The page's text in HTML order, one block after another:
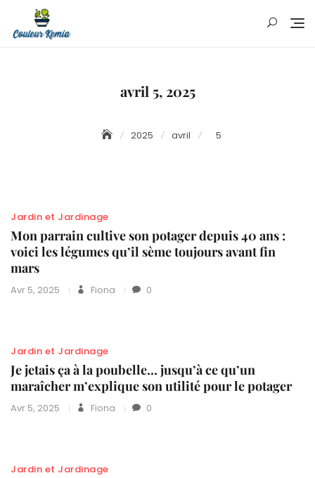
content
avril 5, 2025
2025 avril 5
Jardin et Jardinage
Mon parrain cultive son potager depuis 40 ans :
voici les légumes qu’il sème toujours avant fin
mars
Avr 5, 2025 Fiona 0
Jardin et Jardinage
Je jetais ça à la poubelle… jusqu’à ce qu’un
maraîcher m’explique son utilité pour le potager
Avr 5, 2025 Fiona 0
Jardin et Jardinage